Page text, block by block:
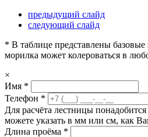
предыдущий слайд
следующий слайд
* В таблице представлены
морилка может колероваться в
×
Имя *
Телефон *
Для расчёта лестницы
можете указать в мм или см, как
Длина проёма *